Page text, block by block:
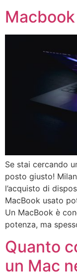
Se stai cercando
posto giusto!
l’acquisto di
MacBook usato
Un MacBook è
potenza, ma
Quanto
un Mac